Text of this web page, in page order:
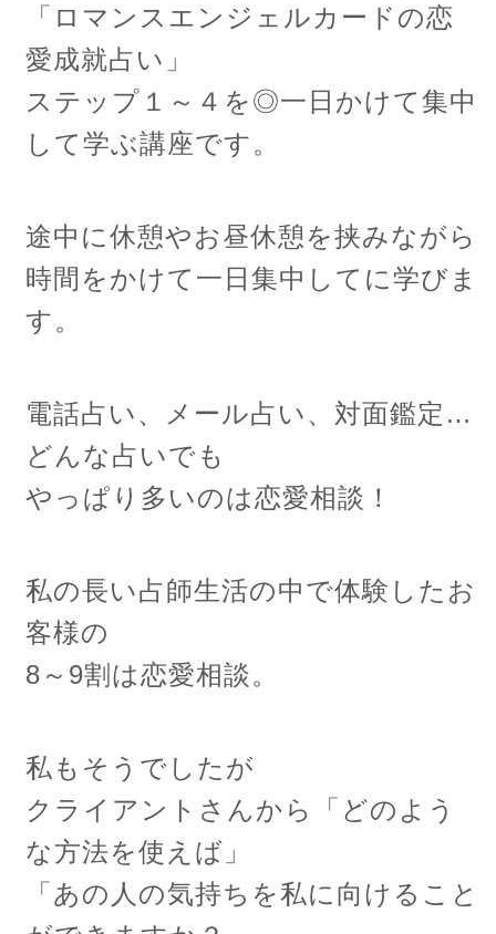
「ロマンスエンジェルカードの恋
愛成就占い」
ステップ１～４を◎一日かけて集中
して学ぶ講座です。
途中に休憩やお昼休憩を挟みながら
時間をかけて一日集中してに学びま
す。
電話占い、メール占い、対面鑑定…
どんな占いでも
やっぱり多いのは恋愛相談！
私の長い占師生活の中で体験したお
客様の
8～9割は恋愛相談。
私もそうでしたが
クライアントさんから「どのよう
な方法を使えば」
「あの人の気持ちを私に向けること